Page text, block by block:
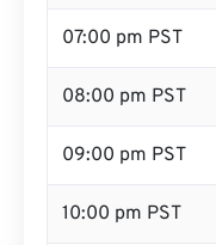
07:00 pm PST
08:00 pm PST
09:00 pm PST
10:00 pm PST